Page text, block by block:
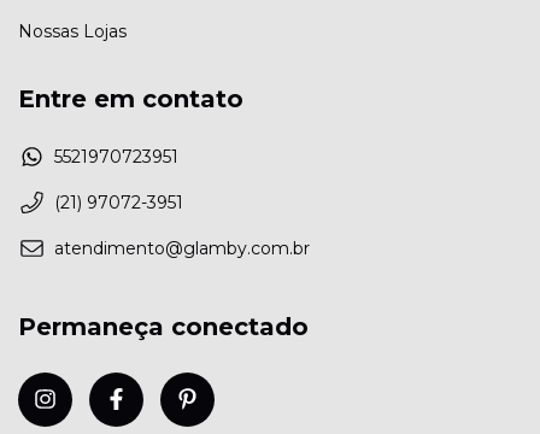
Nossas Lojas
Entre em contato
5521970723951
(21) 97072-3951
atendimento@glamby.com.br
Permaneça conectado